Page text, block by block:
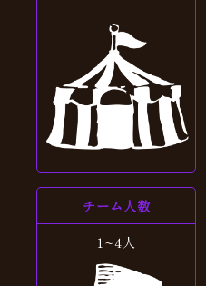
チーム人数
1~4人